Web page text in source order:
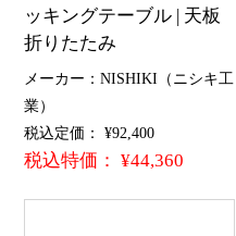
ッキングテーブル | 天板
折りたたみ
メーカー：NISHIKI（ニシキ工
業）
税込定価： ¥92,400
税込特価： ¥44,360